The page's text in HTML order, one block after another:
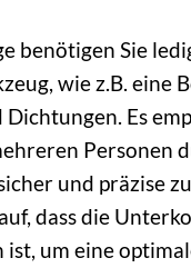
benötigen Sie
wie z.B. eine
Dichtungen. Es
Personen
und präzise
dass die
ist, um eine